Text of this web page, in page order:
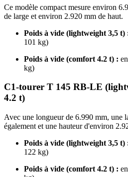
Ce modèle compact mesure environ
de large et environ 2.920 mm de haut.
Poids à vide (lightweight 3,5 t)
101 kg)
Poids à vide (comfort 4.2 t) :
kg)
C1-tourer T 145 RB-LE
4.2 t)
Avec une longueur de 6.990 mm, une
également et une hauteur d'environ
Poids à vide (lightweight 3,5 t)
122 kg)
Poids à vide (comfort 4.2 t) :